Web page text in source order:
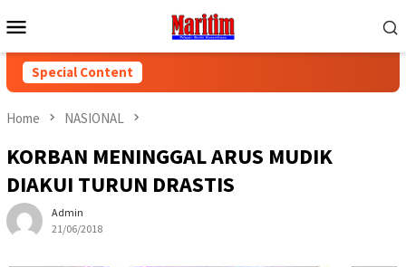
to
Menu
Special Content
Home NASIONAL
KORBAN MENINGGAL ARUS MUDIK
DIAKUI TURUN DRASTIS
Admin
21/06/2018